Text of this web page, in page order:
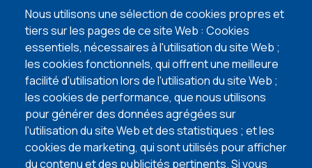
Nous utilisons une sélection de cookies propres et
tiers sur les pages de ce site Web : Cookies
essentiels, nécessaires à l'utilisation du site Web ;
les cookies fonctionnels, qui offrent une meilleure
facilité d'utilisation lors de l'utilisation du site Web ;
les cookies de performance, que nous utilisons
pour générer des données agrégées sur
l'utilisation du site Web et des statistiques ; et les
cookies de marketing, qui sont utilisés pour afficher
du contenu et des publicités pertinents. Si vous
6 façons de trouver un terrain à bâtir
lire l'article
5 points d’attention lors de l’achat de votre
terrain à bâtir
lire l'article
VISITEZ NOS MAISONS TÉMOINS